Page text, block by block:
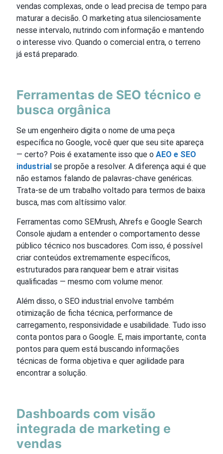
vendas complexas, onde o lead precisa de tempo para
maturar a decisão. O marketing atua silenciosamente
nesse intervalo, nutrindo com informação e mantendo
o interesse vivo. Quando o comercial entra, o terreno
já está preparado.
Ferramentas de SEO técnico e
busca orgânica
Se um engenheiro digita o nome de uma peça
específica no Google, você quer que seu site apareça
— certo? Pois é exatamente isso que o AEO e SEO
industrial se propõe a resolver. A diferença aqui é que
não estamos falando de palavras-chave genéricas.
Trata-se de um trabalho voltado para termos de baixa
busca, mas com altíssimo valor.
Ferramentas como SEMrush, Ahrefs e Google Search
Console ajudam a entender o comportamento desse
público técnico nos buscadores. Com isso, é possível
criar conteúdos extremamente específicos,
estruturados para ranquear bem e atrair visitas
qualificadas — mesmo com volume menor.
Além disso, o SEO industrial envolve também
otimização de ficha técnica, performance de
carregamento, responsividade e usabilidade. Tudo isso
conta pontos para o Google. E, mais importante, conta
pontos para quem está buscando informações
técnicas de forma objetiva e quer agilidade para
encontrar a solução.
Dashboards com visão
integrada de marketing e
vendas